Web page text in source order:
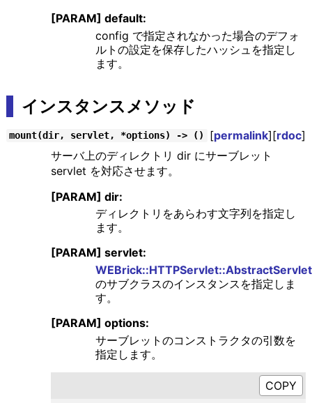
[PARAM] default:
config で指定されなかった場合のデフォ
ルトの設定を保存したハッシュを指定し
ます。
インスタンスメソッド
mount(dir, servlet, *options) -> () [permalink][rdoc]
サーバ上のディレクトリ dir にサーブレット
servlet を対応させます。
[PARAM] dir:
ディレクトリをあらわす文字列を指定し
ます。
[PARAM] servlet:
WEBrick::HTTPServlet::AbstractServlet
のサブクラスのインスタンスを指定しま
す。
[PARAM] options:
サーブレットのコンストラクタの引数を
指定します。